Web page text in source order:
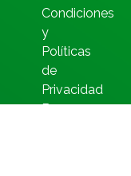
Condiciones
y
Políticas
de
Privacidad
Bases